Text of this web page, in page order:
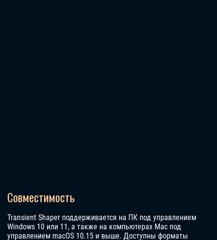
Совместимость
Transient Shaper поддерживается на ПК под управлением
Windows 10 или 11, а также на компьютерах Mac под
управлением macOS 10.15 и выше. Доступны форматы